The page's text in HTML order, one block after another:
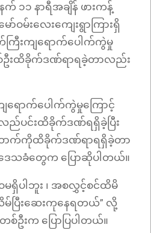
၁၁ နာရီအချိန် ဖားကန့်
ဝမ်းလေးကျေးရွာကြားရှိ
ြီးကျရောက်ပေါက်ကွဲမှု
စ်ဦးထိခိုက်ဒဏ်ရာရခဲ့တာလည်း
ရောက်ပေါက်ကွဲမှုကြောင့်
လည်ပင်းထိခိုက်ဒဏ်ရရှိခဲ့ပြီး
ောက်ကိုထိခိုက်ဒဏ်ရာရရှိခဲ့တာ
ဒေသခံတွေက ပြောဆိုပါတယ်။
ရှိပါဘူး ၊ အစလွှင့်စင်ထိမိ
ြီးဆေးကုနေရတယ်”​ လို့
ဦးက ပြောပြပါတယ်။